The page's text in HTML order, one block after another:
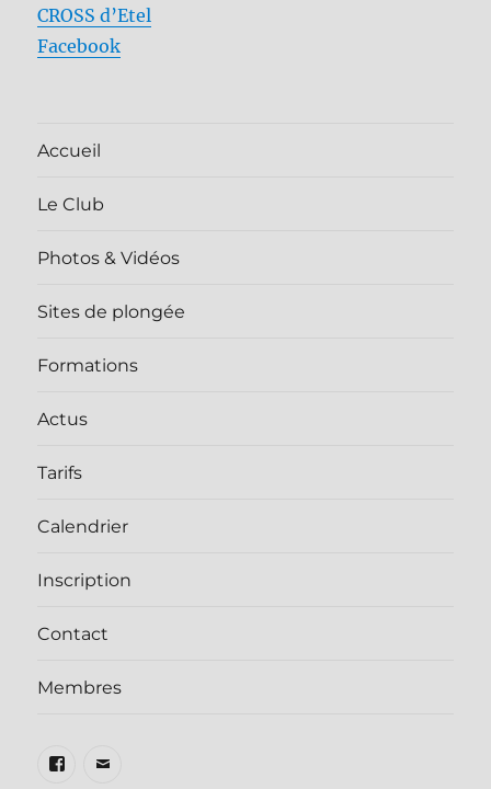
CROSS d’Etel
Facebook
Accueil
Le Club
Photos & Vidéos
Sites de plongée
Formations
Actus
Tarifs
Calendrier
Inscription
Contact
Membres
Facebook